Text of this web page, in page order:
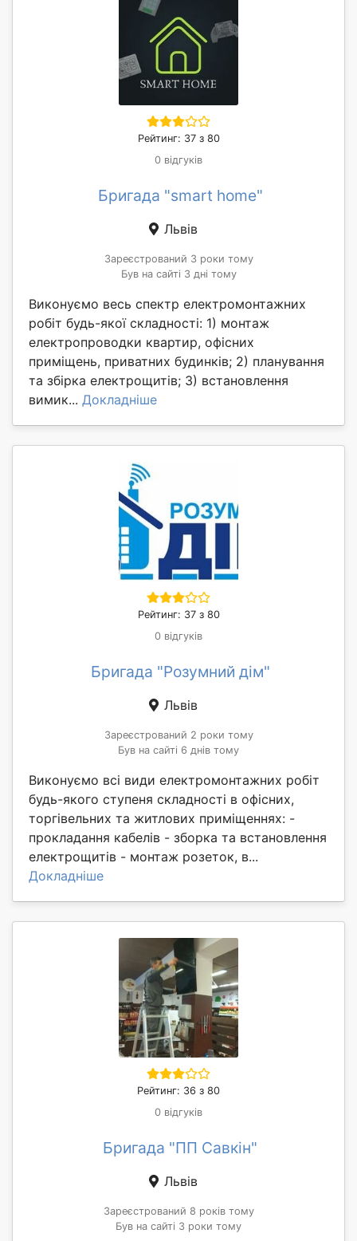
Рейтинг: 37 з 80
0 відгуків
Бригада "smart home"
Львів
Зареєстрований 3 роки тому
Був на сайті 3 дні тому
Виконуємо весь спектр електромонтажних
робіт будь-якої складності: 1) монтаж
електропроводки квартир, офісних
приміщень, приватних будинків; 2) планування
та збірка електрощитів; 3) встановлення
вимик... Докладніше
Рейтинг: 37 з 80
0 відгуків
Бригада "Розумний дім"
Львів
Зареєстрований 2 роки тому
Був на сайті 6 днів тому
Виконуємо всі види електромонтажних робіт
будь-якого ступеня складності в офісних,
торгівельних та житлових приміщеннях: -
прокладання кабелів - зборка та встановлення
електрощитів - монтаж розеток, в...
Докладніше
Рейтинг: 36 з 80
0 відгуків
Бригада "ПП Савкін"
Львів
Зареєстрований 8 років тому
Був на сайті 3 роки тому